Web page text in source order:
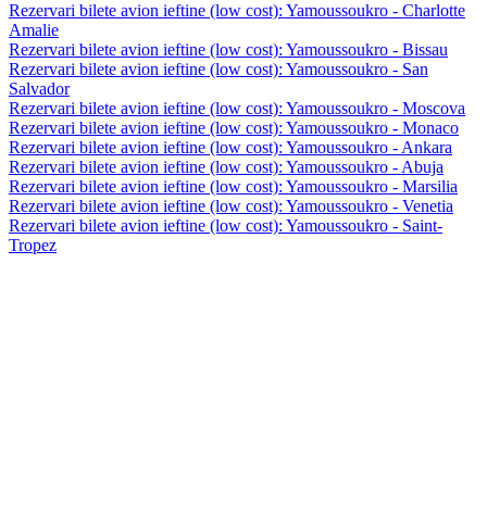
Rezervari bilete avion ieftine (low cost): Yamoussoukro - Charlotte
Amalie
Rezervari bilete avion ieftine (low cost): Yamoussoukro - Bissau
Rezervari bilete avion ieftine (low cost): Yamoussoukro - San
Salvador
Rezervari bilete avion ieftine (low cost): Yamoussoukro - Moscova
Rezervari bilete avion ieftine (low cost): Yamoussoukro - Monaco
Rezervari bilete avion ieftine (low cost): Yamoussoukro - Ankara
Rezervari bilete avion ieftine (low cost): Yamoussoukro - Abuja
Rezervari bilete avion ieftine (low cost): Yamoussoukro - Marsilia
Rezervari bilete avion ieftine (low cost): Yamoussoukro - Venetia
Rezervari bilete avion ieftine (low cost): Yamoussoukro - Saint-
Tropez